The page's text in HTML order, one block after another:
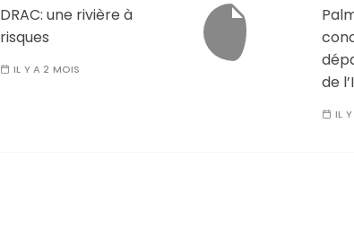
DRAC: une rivière à
risques
IL Y A 2 MOIS
de
IL